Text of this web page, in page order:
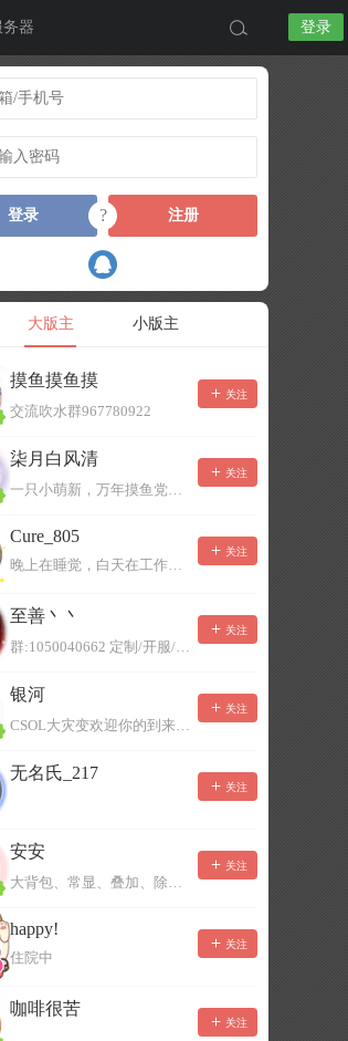
器 登录
登录 ? 注册
大版主 小版主
摸鱼摸鱼摸
交流吹水群967780922
关注
柒月白风清
一只小萌新，万年摸鱼党！已经脱坑了。。。
关注
Cure_805
晚上在睡觉，白天在工作，不一定能及时回复，有事可以留言！
关注
至善丶丶
群:1050040662 定制/开服/地图制作/价格公道
关注
银河
CSOL大灾变欢迎你的到来。QQ群：967780922
关注
无名氏_217
关注
安安
大背包、常显、叠加、除草树，唯一作者QQ383125283
关注
happy!
住院中
关注
咖啡很苦
关注